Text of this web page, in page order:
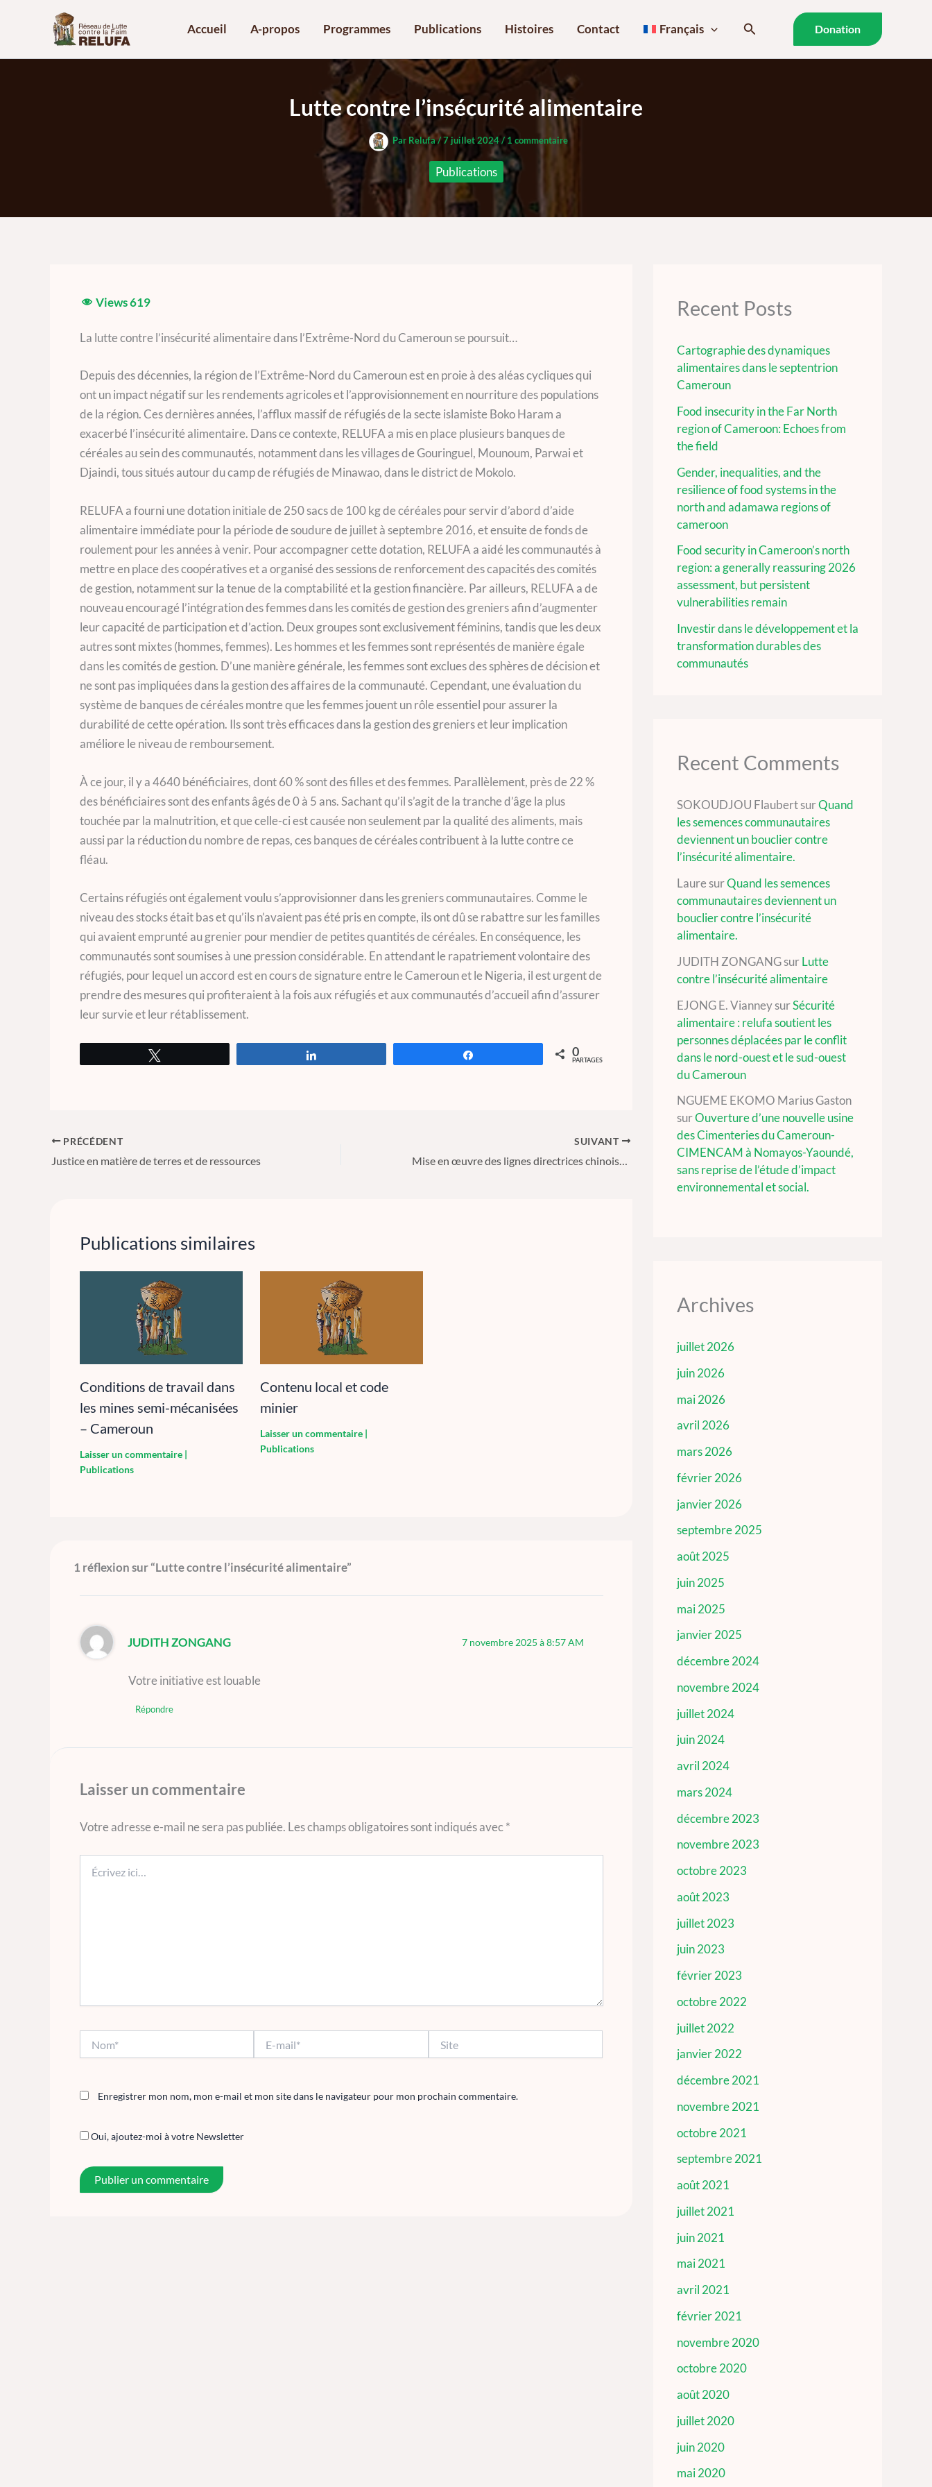
Accueil A-propos Programmes Publications Histoires Contact Français Rechercher Donation
Lutte contre l’insécurité alimentaire
Par Relufa/7 juillet 2024/ 1 commentaire
Publications
Views619
La lutte contre l’insécurité alimentaire dans l’Extrême-Nord du Cameroun se poursuit…
Depuis des décennies, la région de l’Extrême-Nord du Cameroun est en proie à des aléas cycliques qui
ont un impact négatif sur les rendements agricoles et l’approvisionnement en nourriture des populations
de la région. Ces dernières années, l’afflux massif de réfugiés de la secte islamiste Boko Haram a
exacerbé l’insécurité alimentaire. Dans ce contexte, RELUFA a mis en place plusieurs banques de
céréales au sein des communautés, notamment dans les villages de Gouringuel, Mounoum, Parwai et
Djaindi, tous situés autour du camp de réfugiés de Minawao, dans le district de Mokolo.
RELUFA a fourni une dotation initiale de 250 sacs de 100 kg de céréales pour servir d’abord d’aide
alimentaire immédiate pour la période de soudure de juillet à septembre 2016, et ensuite de fonds de
roulement pour les années à venir. Pour accompagner cette dotation, RELUFA a aidé les communautés à
mettre en place des coopératives et a organisé des sessions de renforcement des capacités des comités
de gestion, notamment sur la tenue de la comptabilité et la gestion financière. Par ailleurs, RELUFA a de
nouveau encouragé l’intégration des femmes dans les comités de gestion des greniers afin d’augmenter
leur capacité de participation et d’action. Deux groupes sont exclusivement féminins, tandis que les deux
autres sont mixtes (hommes, femmes). Les hommes et les femmes sont représentés de manière égale
dans les comités de gestion. D’une manière générale, les femmes sont exclues des sphères de décision et
ne sont pas impliquées dans la gestion des affaires de la communauté. Cependant, une évaluation du
système de banques de céréales montre que les femmes jouent un rôle essentiel pour assurer la
durabilité de cette opération. Ils sont très efficaces dans la gestion des greniers et leur implication
améliore le niveau de remboursement.
À ce jour, il y a 4640 bénéficiaires, dont 60 % sont des filles et des femmes. Parallèlement, près de 22 %
des bénéficiaires sont des enfants âgés de 0 à 5 ans. Sachant qu’il s’agit de la tranche d’âge la plus
touchée par la malnutrition, et que celle-ci est causée non seulement par la qualité des aliments, mais
aussi par la réduction du nombre de repas, ces banques de céréales contribuent à la lutte contre ce
fléau.
Certains réfugiés ont également voulu s’approvisionner dans les greniers communautaires. Comme le
niveau des stocks était bas et qu’ils n’avaient pas été pris en compte, ils ont dû se rabattre sur les familles
qui avaient emprunté au grenier pour mendier de petites quantités de céréales. En conséquence, les
communautés sont soumises à une pression considérable. En attendant le rapatriement volontaire des
réfugiés, pour lequel un accord est en cours de signature entre le Cameroun et le Nigeria, il est urgent de
prendre des mesures qui profiteraient à la fois aux réfugiés et aux communautés d’accueil afin d’assurer
leur survie et leur rétablissement.
0
PARTAGES
PRÉCÉDENT
Justice en matière de terres et de ressources
SUIVANT
Mise en œuvre des lignes directrices chinoises dans le secteur extractif camerounais : un long chemin à parcourir
Publications similaires
Conditions de travail dans
les mines semi-mécanisées
– Cameroun
Laisser un commentaire |
Publications
Contenu local et code
minier
Laisser un commentaire |
Publications
1 réflexion sur “Lutte contre l’insécurité alimentaire”
JUDITH ZONGANG 7 novembre 2025 à 8:57 AM
Votre initiative est louable
Répondre
Laisser un commentaire
Votre adresse e-mail ne sera pas publiée. Les champs obligatoires sont indiqués avec*
ici…
mail*
Enregistrer mon nom, mon e-mail et mon site dans le navigateur pour mon prochain commentaire.
Oui, ajoutez-moi à votre Newsletter
Recent Posts
Cartographie des dynamiques
alimentaires dans le septentrion
Cameroun
Food insecurity in the Far North
region of Cameroon: Echoes from
the field
Gender, inequalities, and the
resilience of food systems in the
north and adamawa regions of
cameroon
Food security in Cameroon’s north
region: a generally reassuring 2026
assessment, but persistent
vulnerabilities remain
Investir dans le développement et la
transformation durables des
communautés
Recent Comments
SOKOUDJOU FlaubertsurQuand
les semences communautaires
deviennent un bouclier contre
l’insécurité alimentaire.
LauresurQuand les semences
communautaires deviennent un
bouclier contre l’insécurité
alimentaire.
JUDITH ZONGANGsurLutte
contre l’insécurité alimentaire
EJONG E. VianneysurSécurité
alimentaire : relufa soutient les
personnes déplacées par le conflit
dans le nord-ouest et le sud-ouest
du Cameroun
NGUEME EKOMO Marius Gaston
surOuverture d’une nouvelle usine
des Cimenteries du Cameroun-
CIMENCAM à Nomayos-Yaoundé,
sans reprise de l’étude d’impact
environnemental et social.
Archives
juillet 2026
juin 2026
mai 2026
avril 2026
mars 2026
février 2026
janvier 2026
septembre 2025
août 2025
juin 2025
mai 2025
janvier 2025
décembre 2024
novembre 2024
juillet 2024
juin 2024
avril 2024
mars 2024
décembre 2023
novembre 2023
octobre 2023
août 2023
juillet 2023
juin 2023
février 2023
octobre 2022
juillet 2022
janvier 2022
décembre 2021
novembre 2021
octobre 2021
septembre 2021
août 2021
juillet 2021
juin 2021
mai 2021
avril 2021
février 2021
novembre 2020
octobre 2020
août 2020
juillet 2020
juin 2020
mai 2020